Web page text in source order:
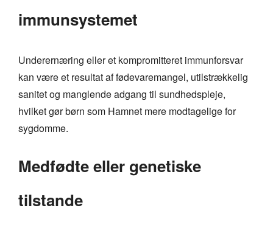
immunsystemet
Underernæring eller et kompromitteret immunforsvar
kan være et resultat af fødevaremangel, utilstrækkelig
sanitet og manglende adgang til sundhedspleje,
hvilket gør børn som Hamnet mere modtagelige for
sygdomme.
Medfødte eller genetiske
tilstande